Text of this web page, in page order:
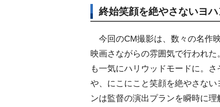
終始笑顔を絶やさないヨ
今回のCM撮影は、数々の名作
映画さながらの雰囲気で行われ
も一気にハリウッドモードに。
、にこにこと笑顔を絶やさない
ンは監督の演出プランを瞬時に理